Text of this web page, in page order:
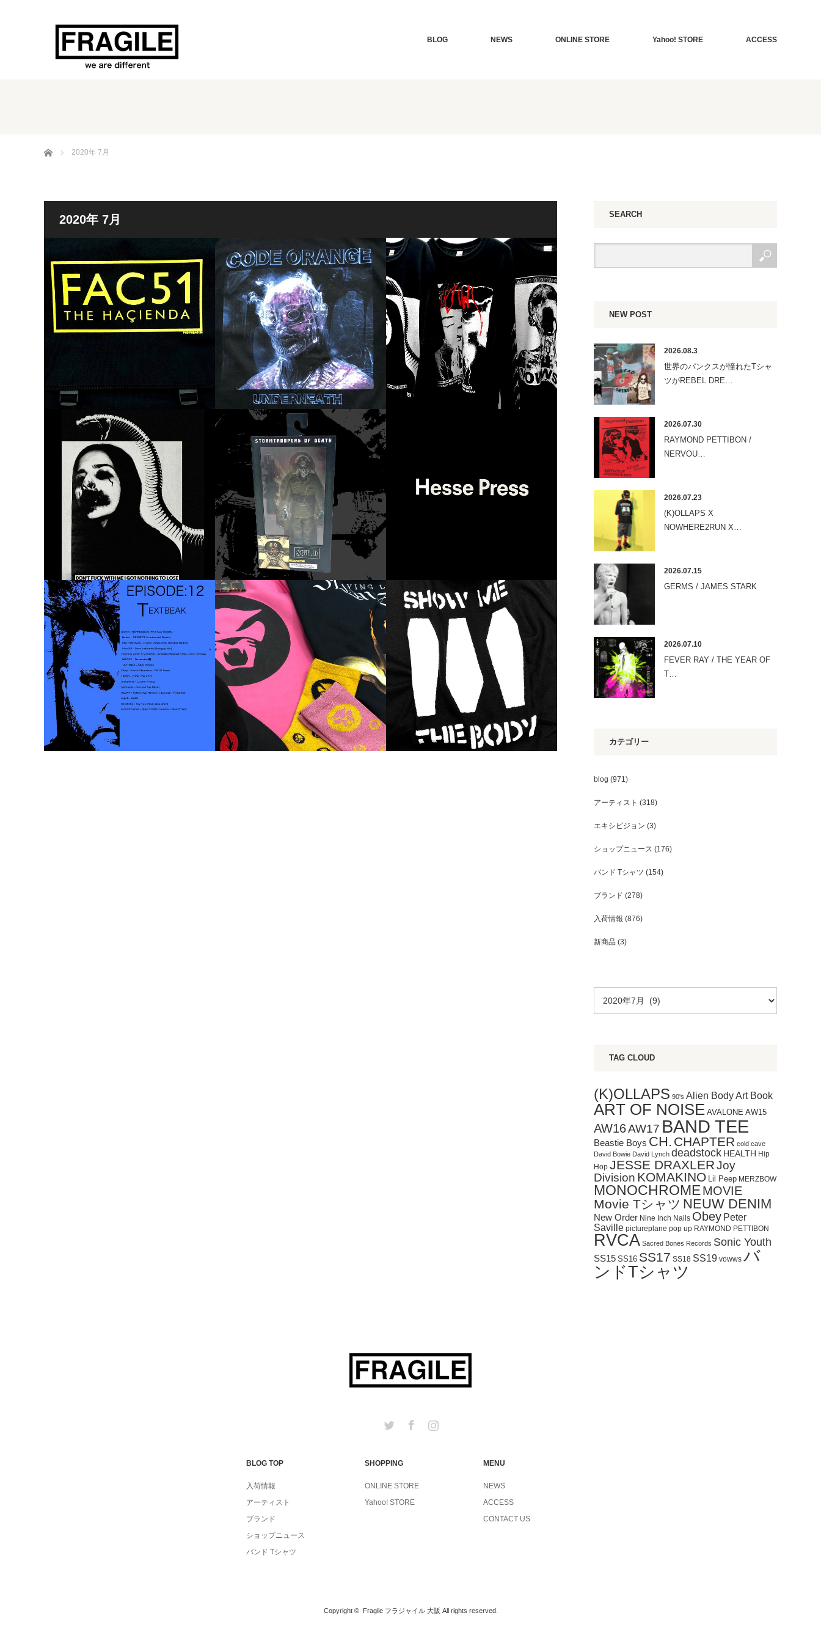
BLOG NEWS ONLINE STORE Yahoo! STORE ACCESS
ホーム 2020年 7月
2020年 7月 SEARCH
NEW POST
2026.08.3
世界のパンクスが憧れたTシャ
ツがREBEL DRE…
2026.07.30
RAYMOND PETTIBON /
NERVOU…
2026.07.23
(K)OLLAPS X
NOWHERE2RUN X…
2026.07.15
GERMS / JAMES STARK
2026.07.10
FEVER RAY / THE YEAR OF
T…
カテゴリー
blog (971)
アーティスト (318)
エキシビジョン (3)
ショップニュース (176)
バンド Tシャツ (154)
ブランド (278)
入荷情報 (876)
新商品 (3)
TAG CLOUD
(K)OLLAPS 90's Alien BodyArt Book
ART OF NOISE AVALONE AW15
AW16AW17 BAND TEE
Beastie Boys CH. CHAPTER cold cave
David Bowie David Lynch deadstock HEALTH Hip
Hop JESSE DRAXLERJoy
Division KOMAKINO Lil Peep MERZBOW
MONOCHROMEMOVIE
Movie Tシャツ NEUW DENIM
New Order Nine Inch Nails Obey Peter
Saville pictureplane pop up RAYMOND PETTIBON
RVCA Sacred Bones Records Sonic Youth
SS15 SS16 SS17 SS18 SS19 vowws バ
ンドTシャツ
Twitter Facebook
BLOG TOP
入荷情報
アーティスト
ブランド
ショップニュース
バンド Tシャツ
SHOPPING
ONLINE STORE
Yahoo! STORE
MENU
NEWS
ACCESS
CONTACT US
Copyright © Fragile フラジャイル 大阪 All rights reserved.